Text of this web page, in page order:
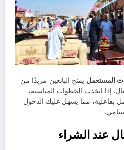
المستعمل يمنح البائعين مزيدًا من
إذا اتخذت الخطوات المناسبة،
بفاعلية، مما يسهل عليك الدخول
عند الشراء